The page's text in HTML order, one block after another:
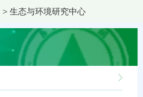
> 生态与环境研究中心